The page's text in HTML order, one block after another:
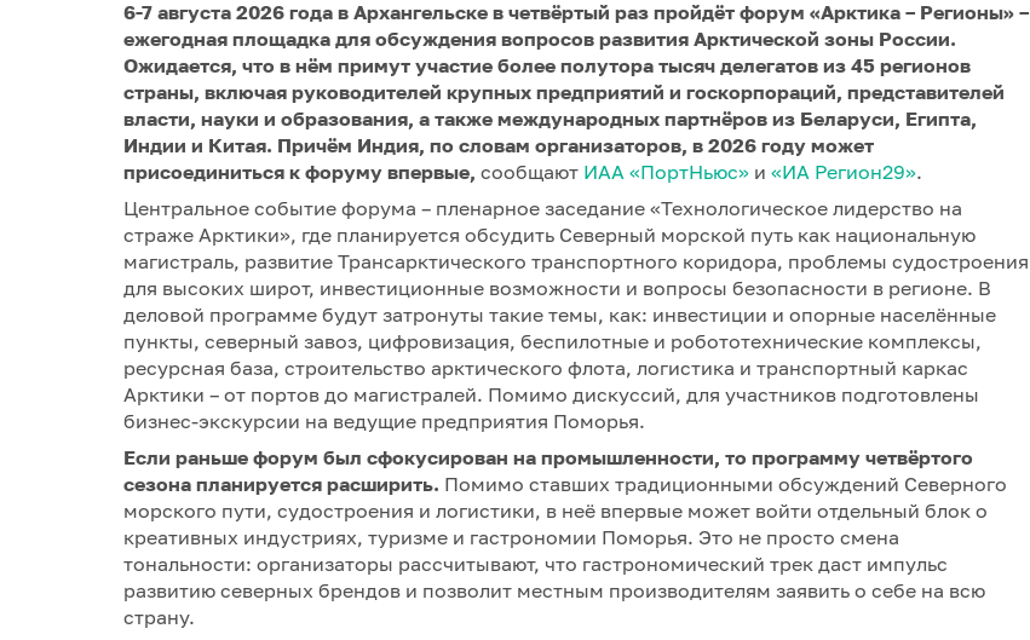
6-7 августа 2026 года в Архангельске в четвёртый раз пройдёт форум «Арктика – Регионы» –
ежегодная площадка для обсуждения вопросов развития Арктической зоны России.
Ожидается, что в нём примут участие более полутора тысяч делегатов из 45 регионов
страны, включая руководителей крупных предприятий и госкорпораций, представителей
власти, науки и образования, а также международных партнёров из Беларуси, Египта,
Индии и Китая. Причём Индия, по словам организаторов, в 2026 году может
присоединиться к форуму впервые, сообщают ИАА «ПортНьюс» и «ИА Регион29».
Центральное событие форума – пленарное заседание «Технологическое лидерство на
страже Арктики», где планируется обсудить Северный морской путь как национальную
магистраль, развитие Трансарктического транспортного коридора, проблемы судостроения
для высоких широт, инвестиционные возможности и вопросы безопасности в регионе. В
деловой программе будут затронуты такие темы, как: инвестиции и опорные населённые
пункты, северный завоз, цифровизация, беспилотные и робототехнические комплексы,
ресурсная база, строительство арктического флота, логистика и транспортный каркас
Арктики – от портов до магистралей. Помимо дискуссий, для участников подготовлены
бизнес‑экскурсии на ведущие предприятия Поморья.
Если раньше форум был сфокусирован на промышленности, то программу четвёртого
сезона планируется расширить. Помимо ставших традиционными обсуждений Северного
морского пути, судостроения и логистики, в неё впервые может войти отдельный блок о
креативных индустриях, туризме и гастрономии Поморья. Это не просто смена
тональности: организаторы рассчитывают, что гастрономический трек даст импульс
развитию северных брендов и позволит местным производителям заявить о себе на всю
страну.